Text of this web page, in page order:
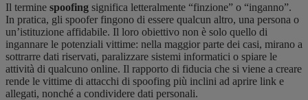
Il termine spoofing significa letteralmente “finzione” o “inganno”.
In pratica, gli spoofer fingono di essere qualcun altro, una persona o
un’istituzione affidabile. Il loro obiettivo non è solo quello di
ingannare le potenziali vittime: nella maggior parte dei casi, mirano a
sottrarre dati riservati, paralizzare sistemi informatici o spiare le
attività di qualcuno online. Il rapporto di fiducia che si viene a creare
rende le vittime di attacchi di spoofing più inclini ad aprire link e
allegati, nonché a condividere dati personali.